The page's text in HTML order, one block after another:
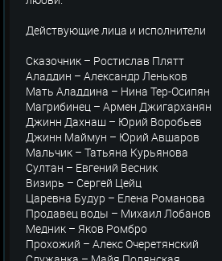
Действующие лица и исполнители
Сказочник – Ростислав Плятт
Аладдин – Александр Леньков
Мать Аладдина – Нина Тер-Осипян
Магрибинец – Армен Джигарханян
Джинн Дахнаш – Юрий Воробьев
Джинн Маймун – Юрий Авшаров
Мальчик – Татьяна Курьянова
Султан – Евгений Весник
Визирь – Сергей Цейц
Царевна Будур – Елена Романова
Продавец воды – Михаил Лобанов
Медник – Яков Ромбро
Прохожий – Алекс Очеретянский